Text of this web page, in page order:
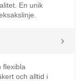
En unik
flexibla
och alltid i